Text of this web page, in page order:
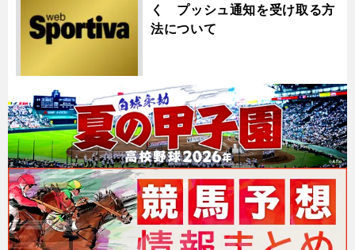
く プッシュ通知を受け取る方
法について